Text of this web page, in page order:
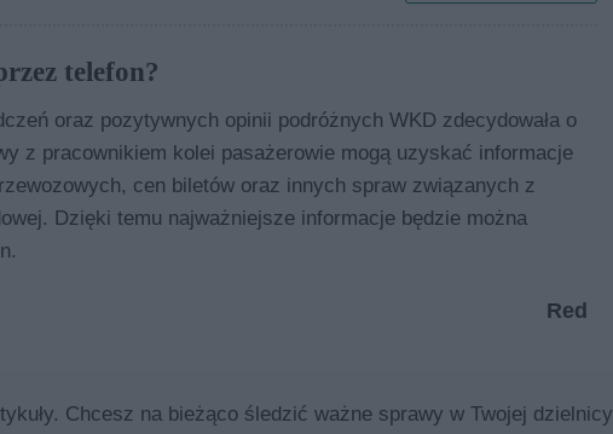
telefon?
oraz pozytywnych opinii podróżnych WKD zdecydowała o
z pracownikiem kolei pasażerowie mogą uzyskać informacje
cen biletów oraz innych spraw związanych z
Dzięki temu najważniejsze informacje będzie można
Red
Chcesz na bieżąco śledzić ważne sprawy w Twojej dzielnicy